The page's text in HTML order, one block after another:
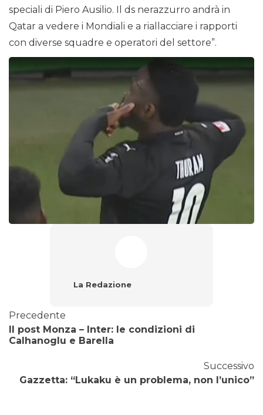
speciali di Piero Ausilio. Il ds nerazzurro andrà in
Qatar a vedere i Mondiali e a riallacciare i rapporti
con diverse squadre e operatori del settore”.
La Redazione
Precedente
Il post Monza – Inter: le condizioni di
Calhanoglu e Barella
Successivo
Gazzetta: “Lukaku è un problema, non l’unico”